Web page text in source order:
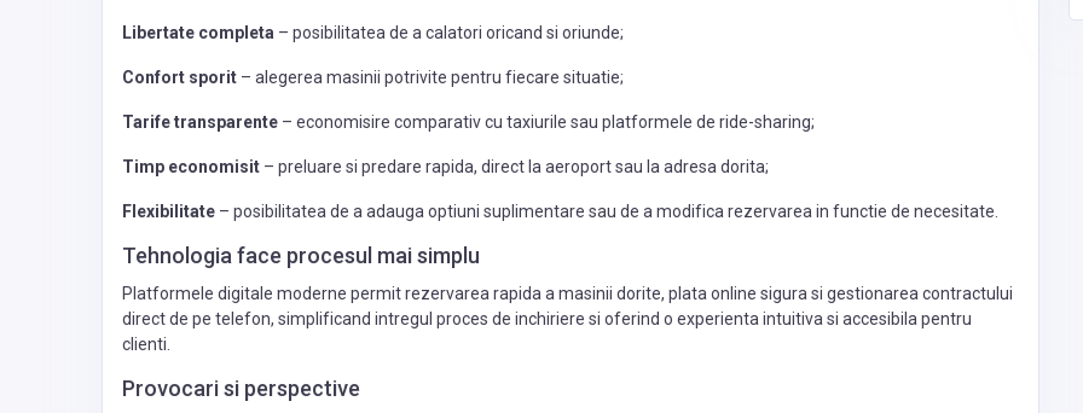
Libertate completa – posibilitatea de a calatori oricand si oriunde;
Confort sporit – alegerea masinii potrivite pentru fiecare situatie;
Tarife transparente – economisire comparativ cu taxiurile sau platformele de ride-sharing;
Timp economisit – preluare si predare rapida, direct la aeroport sau la adresa dorita;
Flexibilitate – posibilitatea de a adauga optiuni suplimentare sau de a modifica rezervarea in functie de necesitate.
Tehnologia face procesul mai simplu
Platformele digitale moderne permit rezervarea rapida a masinii dorite, plata online sigura si gestionarea contractului
direct de pe telefon, simplificand intregul proces de inchiriere si oferind o experienta intuitiva si accesibila pentru
clienti.
Provocari si perspective